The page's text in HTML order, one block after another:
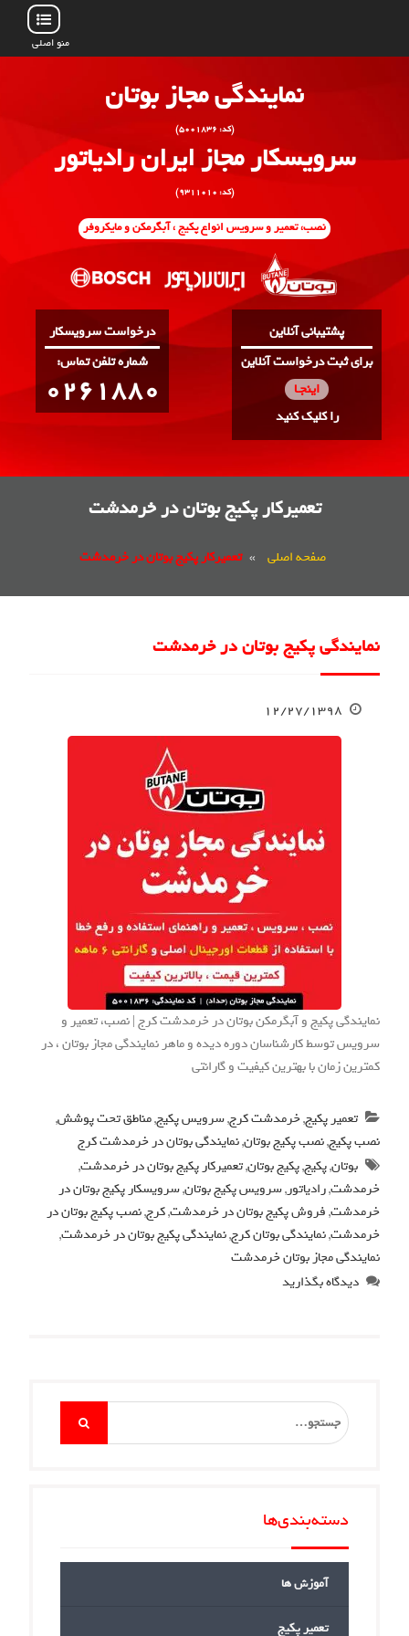
منو اصلی
نمایندگی مجاز بوتان
(کد: ۵۰۰۱۸۳۶)
سرویسکار مجاز ایران رادیاتور
(کد: ۹۳۱۱۰۱۰)
نصب، تعمیر و سرویس انواع پکیج ، آبگرمکن و مایکروفر
پشتیبانی آنلاین
برای ثبت درخواست آنلاین
اینجـا
را کلیک کنید
درخواست سرویسکار
:شماره تلفن تماس
0261880
تعمیرکار پکیج بوتان در خرمدشت
صفحه اصلی » تعمیرکار پکیج بوتان در خرمدشت
نمایندگی پکیج بوتان در خرمدشت
۱۲/۲۷/۱۳۹۸
نمایندگی پکیج و آبگرمکن بوتان در خرمدشت کرج | نصب، تعمیر و
سرویس توسط کارشناسان دوره دیده و ماهر نمایندگی مجاز بوتان ، در
کمترین زمان با بهترین کیفیت و گارانتی
تعمیر پکیج,خرمدشت کرج,سرویس پکیج,مناطق تحت پوشش,
نصب پکیج,نصب پکیج بوتان,نمایندگی بوتان در خرمدشت کرج
بوتان,پکیج,پکیج بوتان,تعمیرکار پکیج بوتان در خرمدشت,
خرمدشت,رادیاتور,سرویس پکیج بوتان,سرویسکار پکیج بوتان در
خرمدشت,فروش پکیج بوتان در خرمدشت,کرج,نصب پکیج بوتان در
خرمدشت,نمایندگی بوتان کرج,نمایندگی پکیج بوتان در خرمدشت,
نمایندگی مجاز بوتان خرمدشت
دیدگاه بگذارید
Search
for:
دسته‌بندی‌ها
آموزش ها
تعمیر پکیج